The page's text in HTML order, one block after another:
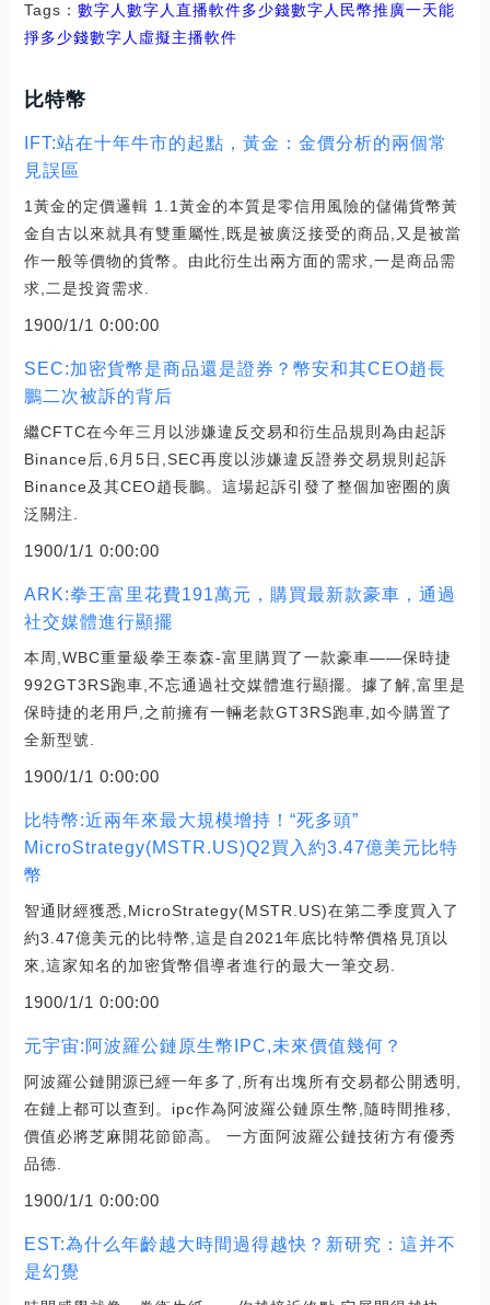
Tags： 數字人數字人直播軟件多少錢數字人民幣推廣一天能
掙多少錢數字人虛擬主播軟件
比特幣
IFT:站在十年牛市的起點，黃金：金價分析的兩個常
見誤區
1黃金的定價邏輯 1.1黃金的本質是零信用風險的儲備貨幣黃
金自古以來就具有雙重屬性,既是被廣泛接受的商品,又是被當
作一般等價物的貨幣。由此衍生出兩方面的需求,一是商品需
求,二是投資需求.
1900/1/1 0:00:00
SEC:加密貨幣是商品還是證券？幣安和其CEO趙長
鵬二次被訴的背后
繼CFTC在今年三月以涉嫌違反交易和衍生品規則為由起訴
Binance后,6月5日,SEC再度以涉嫌違反證券交易規則起訴
Binance及其CEO趙長鵬。這場起訴引發了整個加密圈的廣
泛關注.
1900/1/1 0:00:00
ARK:拳王富里花費191萬元，購買最新款豪車，通過
社交媒體進行顯擺
本周,WBC重量級拳王泰森-富里購買了一款豪車——保時捷
992GT3RS跑車,不忘通過社交媒體進行顯擺。據了解,富里是
保時捷的老用戶,之前擁有一輛老款GT3RS跑車,如今購置了
全新型號.
1900/1/1 0:00:00
比特幣:近兩年來最大規模增持！“死多頭”
MicroStrategy(MSTR.US)Q2買入約3.47億美元比特
幣
智通財經獲悉,MicroStrategy(MSTR.US)在第二季度買入了
約3.47億美元的比特幣,這是自2021年底比特幣價格見頂以
來,這家知名的加密貨幣倡導者進行的最大一筆交易.
1900/1/1 0:00:00
元宇宙:阿波羅公鏈原生幣IPC,未來價值幾何？
阿波羅公鏈開源已經一年多了,所有出塊所有交易都公開透明,
在鏈上都可以查到。ipc作為阿波羅公鏈原生幣,隨時間推移,
價值必將芝麻開花節節高。 一方面阿波羅公鏈技術方有優秀
品德.
1900/1/1 0:00:00
EST:為什么年齡越大時間過得越快？新研究：這并不
是幻覺